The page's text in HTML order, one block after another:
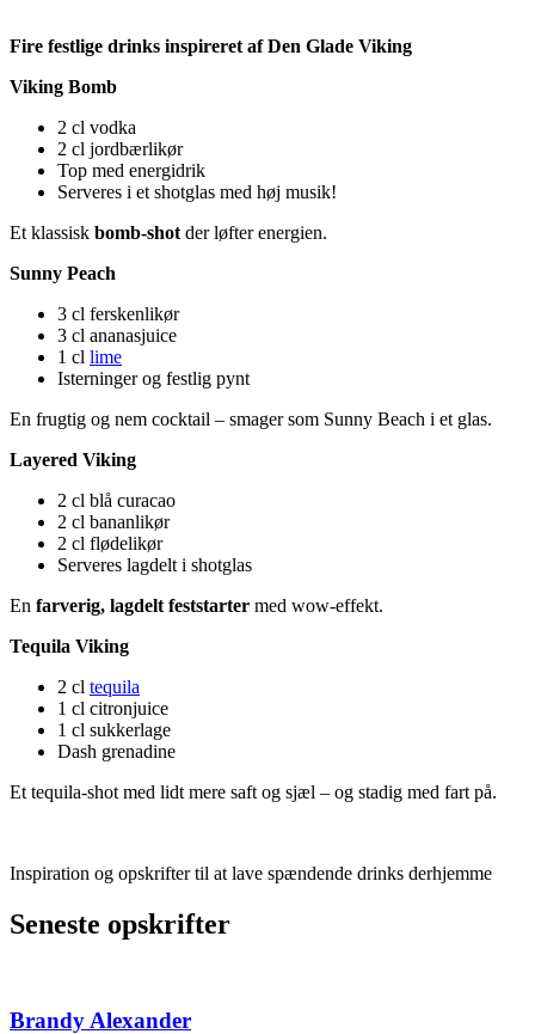
Fire festlige drinks inspireret af Den Glade Viking
Viking Bomb
2 cl vodka
2 cl jordbærlikør
Top med energidrik
Serveres i et shotglas med høj musik!
Et klassisk bomb-shot der løfter energien.
Sunny Peach
3 cl ferskenlikør
3 cl ananasjuice
1 cl lime
Isterninger og festlig pynt
En frugtig og nem cocktail – smager som Sunny Beach i et glas.
Layered Viking
2 cl blå curacao
2 cl bananlikør
2 cl flødelikør
Serveres lagdelt i shotglas
En farverig, lagdelt feststarter med wow-effekt.
Tequila Viking
2 cl tequila
1 cl citronjuice
1 cl sukkerlage
Dash grenadine
Et tequila-shot med lidt mere saft og sjæl – og stadig med fart på.
Inspiration og opskrifter til at lave spændende drinks derhjemme
Seneste opskrifter
Brandy Alexander